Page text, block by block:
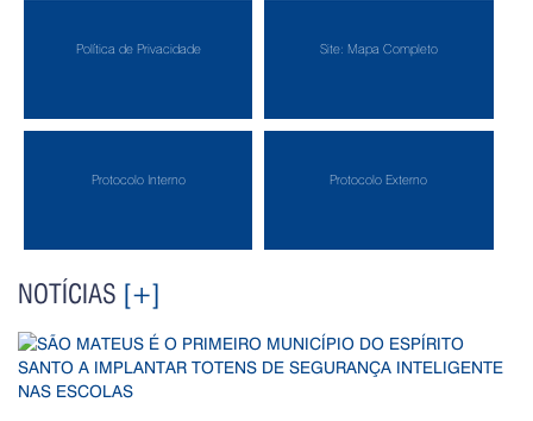
Política de Privacidade Site: Mapa Completo
Protocolo Interno Protocolo Externo
NOTÍCIAS [+]